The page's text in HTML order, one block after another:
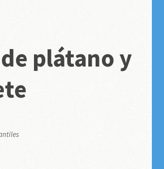
plátano y